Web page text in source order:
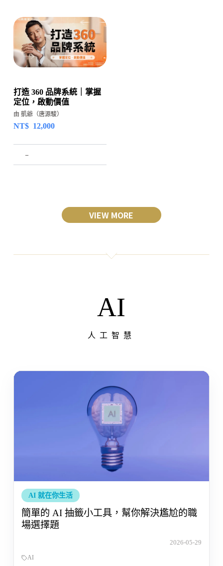
打造 360 品牌系統｜掌握
定位，啟動價值
由 凱爺（唐源駿）
NT$ 12,000
–
VIEW MORE
AI
人工智慧
AI 就在你生活
簡單的 AI 抽籤小工具，幫你解決尷尬的職
場選擇題
2026-05-29
AI